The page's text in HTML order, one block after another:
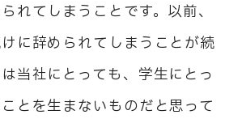
れてしまうことです。以前、
に辞められてしまうことが続
当社にとっても、学生にとっ
とを生まないものだと思って